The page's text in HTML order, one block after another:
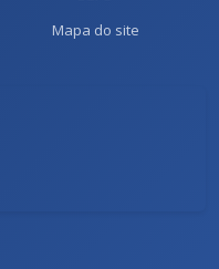
Mapa do site